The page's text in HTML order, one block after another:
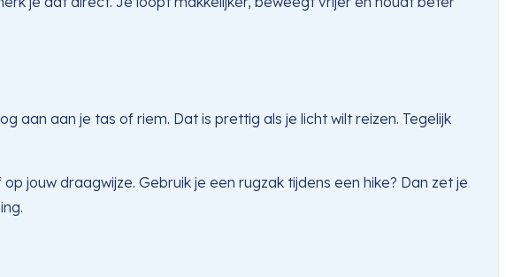
aan aan je tas of riem. Dat is prettig als je licht wilt reizen. Tegelijk
jouw draagwijze. Gebruik je een rugzak tijdens een hike? Dan zet je